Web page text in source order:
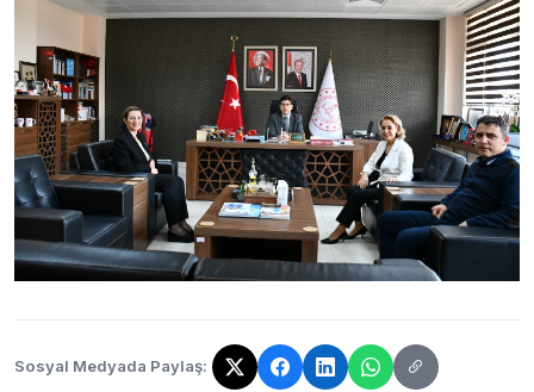
Sosyal Medyada Paylaş:
Bağlantı kopyalandı!